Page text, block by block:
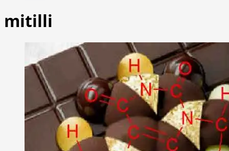
mitilli